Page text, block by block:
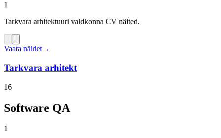
1
Tarkvara arhitektuuri valdkonna CV näited.
Vaata näidet→
Tarkvara arhitekt
16
Software QA
1